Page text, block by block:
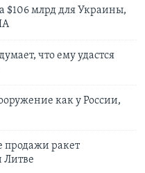
$106 млрд для Украины,
что ему удастся
как у России,
продажи ракет
Литве